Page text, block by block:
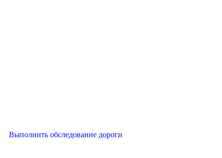
Выполнить обследование дороги